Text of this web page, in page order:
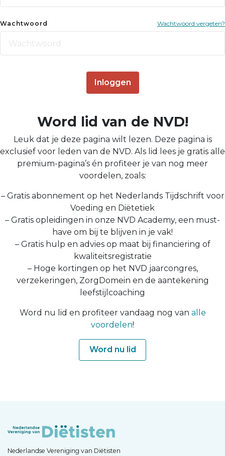
Wachtwoord Wachtwoord vergeten?
Inloggen
Word lid van de NVD!
Leuk dat je deze pagina wilt lezen. Deze pagina is
exclusief voor leden van de NVD. Als lid lees je gratis alle
premium-pagina’s én profiteer je van nog meer
voordelen, zoals:
– Gratis abonnement op het Nederlands Tijdschrift voor
Voeding en Diëtetiek
– Gratis opleidingen in onze NVD Academy, een must-
have om bij te blijven in je vak!
– Gratis hulp en advies op maat bij financiering of
kwaliteitsregistratie
– Hoge kortingen op het NVD jaarcongres,
verzekeringen, ZorgDomein en de aantekening
leefstijlcoaching
Word nu lid en profiteer vandaag nog van alle
voordelen!
Word nu lid
Nederlandse Vereniging van Diëtisten